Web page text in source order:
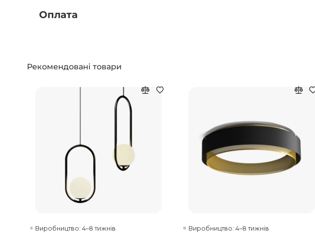
Оплата
Рекомендовані товари
Виробництво: 4–8 тижнів Виробництво: 4–8 тижнів